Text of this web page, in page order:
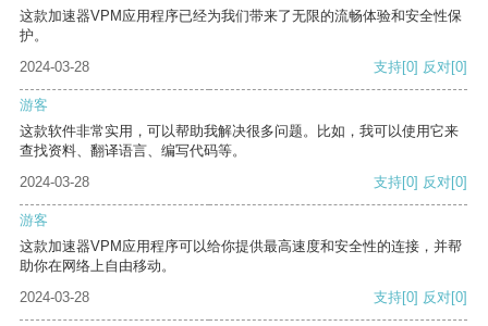
这款加速器VPM应用程序已经为我们带来了无限的流畅体验和安全性保
护。
2024-03-28
支持[0] 反对[0]
游客
这款软件非常实用，可以帮助我解决很多问题。比如，我可以使用它来
查找资料、翻译语言、编写代码等。
2024-03-28
支持[0] 反对[0]
游客
这款加速器VPM应用程序可以给你提供最高速度和安全性的连接，并帮
助你在网络上自由移动。
2024-03-28
支持[0] 反对[0]